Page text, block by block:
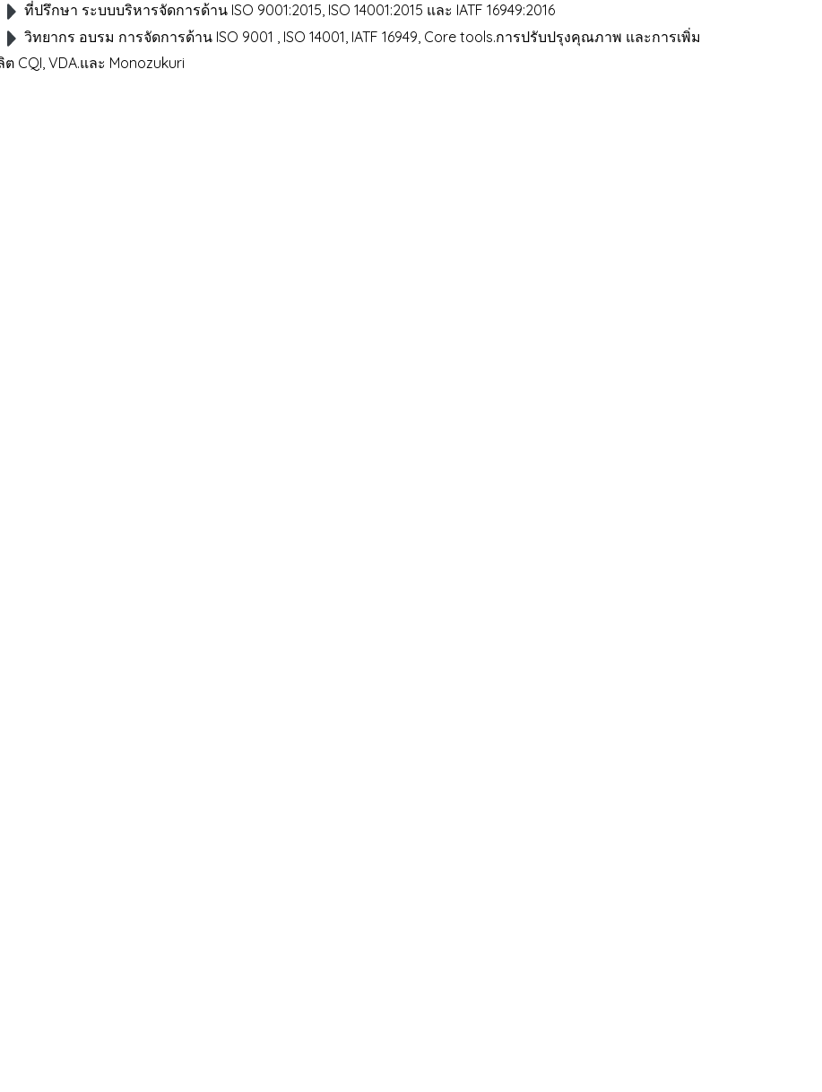
ที่ปรึกษา ระบบบริหารจัดการด้าน ISO 9001:2015, ISO 14001:2015 และ IATF 16949:2016
วิทยากร อบรม การจัดการด้าน ISO 9001 , ISO 14001, IATF 16949, Core tools.การปรับปรุงคุณภาพ และการเพิ่ม
ต CQI, VDA.และ Monozukuri